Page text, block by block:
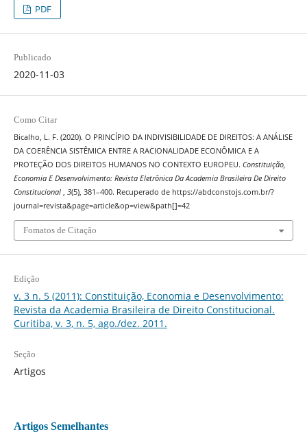
PDF
Publicado
2020-11-03
Como Citar
Bicalho, L. F. (2020). O PRINCÍPIO DA INDIVISIBILIDADE DE DIREITOS: A ANÁLISE
DA COERÊNCIA SISTÊMICA ENTRE A RACIONALIDADE ECONÔMICA E A
PROTEÇÃO DOS DIREITOS HUMANOS NO CONTEXTO EUROPEU. Constituição,
Economia E Desenvolvimento: Revista Eletrônica Da Academia Brasileira De Direito
Constitucional , 3(5), 381–400. Recuperado de https://abdconstojs.com.br/?
journal=revista&page=article&op=view&path[]=42
Fomatos de Citação
Edição
v. 3 n. 5 (2011): Constituição, Economia e Desenvolvimento:
Revista da Academia Brasileira de Direito Constitucional.
Curitiba, v. 3, n. 5, ago./dez. 2011.
Seção
Artigos
Artigos Semelhantes